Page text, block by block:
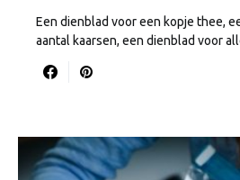
Een dienblad voor een kopje thee,
aantal kaarsen, een dienblad voor